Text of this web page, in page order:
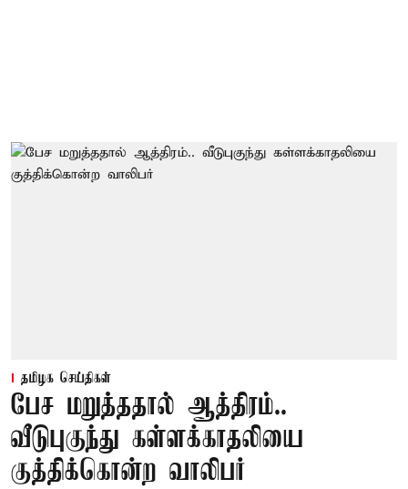
தமிழக செய்திகள்
பேச மறுத்ததால் ஆத்திரம்..
வீடுபுகுந்து கள்ளக்காதலியை
குத்திக்கொன்ற வாலிபர்